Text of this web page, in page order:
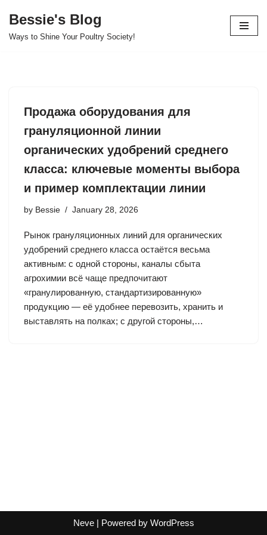
Skip
Bessie's Blog
Ways to Shine Your Poultry Society!
Продажа оборудования для
грануляционной линии
органических удобрений среднего
класса: ключевые моменты выбора
и пример комплектации линии
by Bessie January 28, 2026
Рынок грануляционных линий для органических
удобрений среднего класса остаётся весьма
активным: с одной стороны, каналы сбыта
агрохимии всё чаще предпочитают
«гранулированную, стандартизированную»
продукцию — её удобнее перевозить, хранить и
выставлять на полках; с другой стороны,…
Neve| Powered by WordPress